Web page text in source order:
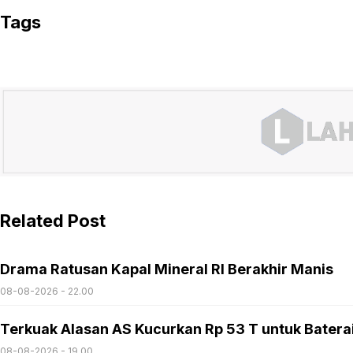
Tags
Related Post
Drama Ratusan Kapal Mineral RI Berakhir Manis
08-08-2026 - 22.00
Terkuak Alasan AS Kucurkan Rp 53 T untuk
08-08-2026 - 19.00